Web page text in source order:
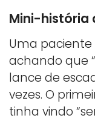
Mini-história
Uma paciente
achando que
lance de
vezes. O
tinha vindo